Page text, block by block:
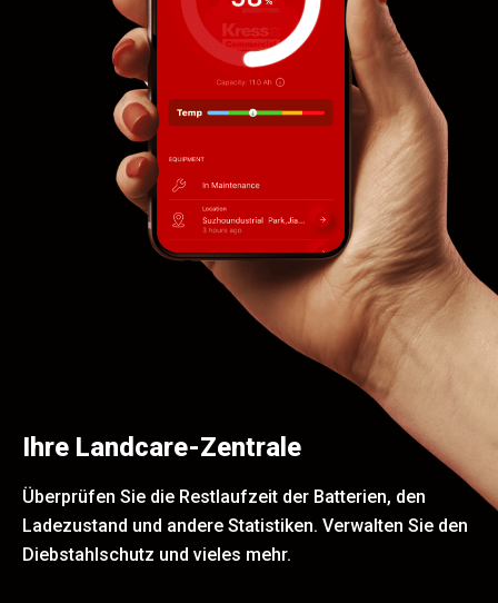
Ihre Landcare-Zentrale
Überprüfen Sie die Restlaufzeit der Batterien, den
Ladezustand und andere Statistiken. Verwalten Sie den
Diebstahlschutz und vieles mehr.